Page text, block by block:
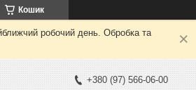
Кошик
робочий день. Обробка та
+380 (97) 566-06-00